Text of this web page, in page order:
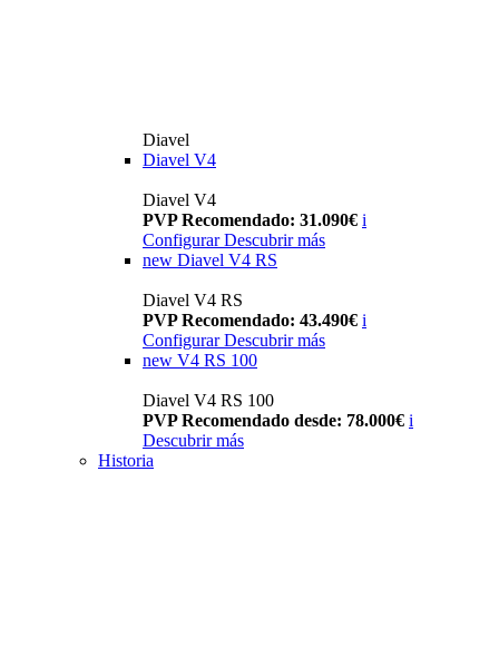
Diavel
Diavel V4
Diavel V4
PVP Recomendado: 31.090€ i
Configurar Descubrir más
new Diavel V4 RS
Diavel V4 RS
PVP Recomendado: 43.490€ i
Configurar Descubrir más
new V4 RS 100
Diavel V4 RS 100
PVP Recomendado desde: 78.000€ i
Descubrir más
Historia